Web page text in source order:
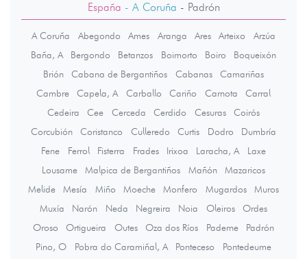
España - A Coruña - Padrón
A Coruña Abegondo Ames Aranga Ares Arteixo
Arzúa
Baña, A
Bergondo Betanzos Boimorto Boiro
Boqueixón
Brión
Cabana de Bergantiños Cabanas
Camariñas
Cambre
Capela, A Carballo Cariño Carnota
Carral
Cedeira
Cee Cerceda Cerdido Cesuras
Coirós
Corcubión
Coristanco Culleredo Curtis Dodro
Dumbría
Fene
Ferrol Fisterra Frades Irixoa Laracha, A
Laxe
Lousame
Malpica de Bergantiños Mañón
Mazaricos
Melide
Mesía Miño Moeche Monfero Mugardos
Muros
Muxía
Narón Neda Negreira Noia Oleiros
Ordes
Oroso
Ortigueira Outes Oza dos Ríos Paderne
Padrón
Pino, O
Pobra do Caramiñal, A Ponteceso
Pontedeume